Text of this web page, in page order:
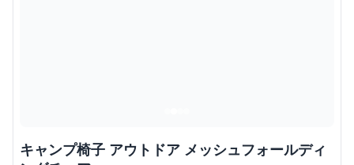
キャンプ椅子 アウトドア メッシュフォールディ